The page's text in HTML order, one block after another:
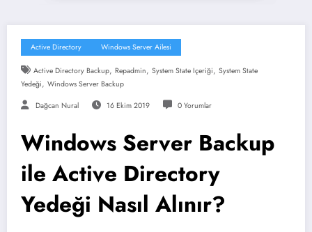
Active Directory Windows Server Ailesi
Active Directory Backup, Repadmin, System State Içeriği, System State
Yedeği, Windows Server Backup
Dağcan Nural 16 Ekim 2019 0 Yorumlar
Windows Server Backup
ile Active Directory
Yedeği Nasıl Alınır?